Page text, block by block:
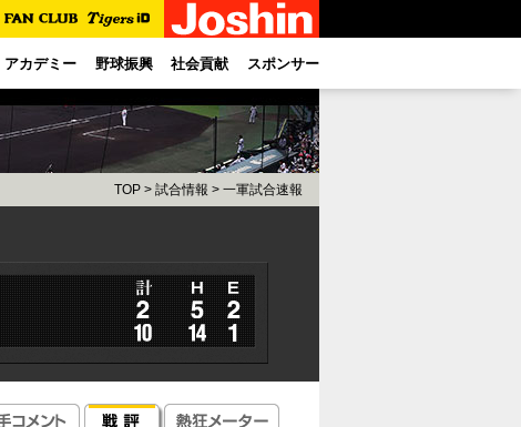
アカデミー 野球振興 社会貢献 スポンサー
TOP > 試合情報 > 一軍試合速報